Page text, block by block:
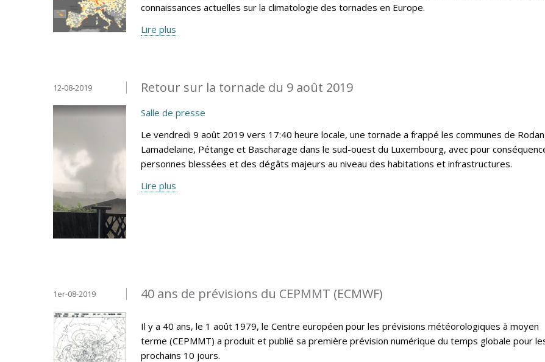
connaissances actuelles sur la climatologie des tornades en Europe.
Lire plus
Retour sur la tornade du 9 août 2019
12-08-2019
Salle de presse
Le vendredi 9 août 2019 vers 17:40 heure locale, une tornade a frappé les communes de
Lamadelaine, Pétange et Bascharage dans le sud-ouest du Luxembourg, avec pour
personnes blessées et des dégâts majeurs au niveau des habitations et infrastructures.
Lire plus
40 ans de prévisions du CEPMMT (ECMWF)
1er-08-2019
Il y a 40 ans, le 1 août 1979, le Centre européen pour les prévisions météorologiques à moyen
terme (CEPMMT) a produit et publié sa première prévision numérique du temps globale pour
prochains 10 jours.